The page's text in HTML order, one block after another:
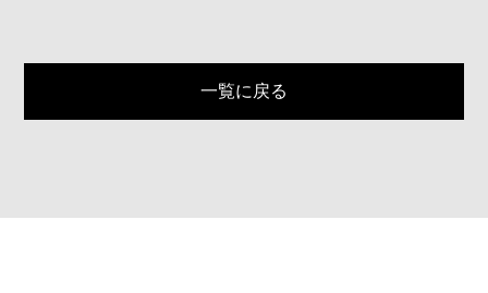
一覧に戻る